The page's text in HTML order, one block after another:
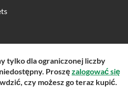
tylko dla ograniczonej liczby
Proszęzalogować się
czy możesz go teraz kupić.